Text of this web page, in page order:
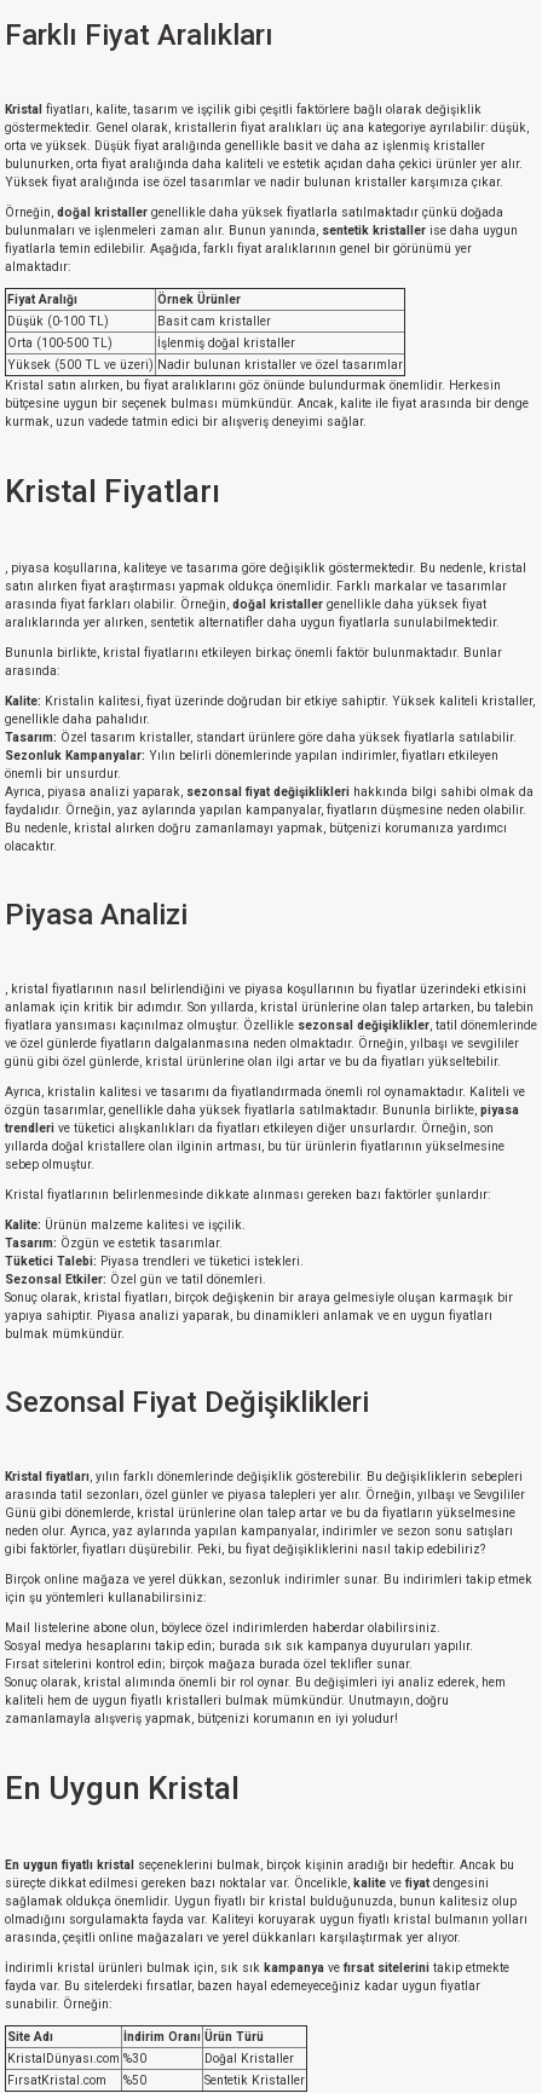
Farklı Fiyat Aralıkları
Kristal fiyatları, kalite, tasarım ve işçilik gibi çeşitli faktörlere bağlı olarak değişiklik
göstermektedir. Genel olarak, kristallerin fiyat aralıkları üç ana kategoriye ayrılabilir: düşük,
orta ve yüksek. Düşük fiyat aralığında genellikle basit ve daha az işlenmiş kristaller
bulunurken, orta fiyat aralığında daha kaliteli ve estetik açıdan daha çekici ürünler yer alır.
Yüksek fiyat aralığında ise özel tasarımlar ve nadir bulunan kristaller karşımıza çıkar.
Örneğin, doğal kristaller genellikle daha yüksek fiyatlarla satılmaktadır çünkü doğada
bulunmaları ve işlenmeleri zaman alır. Bunun yanında, sentetik kristaller ise daha uygun
fiyatlarla temin edilebilir. Aşağıda, farklı fiyat aralıklarının genel bir görünümü yer
almaktadır:
Fiyat Aralığı
Örnek Ürünler
Düşük (0-100 TL)
Basit cam kristaller
Orta (100-500 TL)
İşlenmiş doğal kristaller
Yüksek (500 TL ve üzeri) Nadir bulunan kristaller ve özel tasarımlar
Kristal satın alırken, bu fiyat aralıklarını göz önünde bulundurmak önemlidir. Herkesin
bütçesine uygun bir seçenek bulması mümkündür. Ancak, kalite ile fiyat arasında bir denge
kurmak, uzun vadede tatmin edici bir alışveriş deneyimi sağlar.
Kristal Fiyatları
, piyasa koşullarına, kaliteye ve tasarıma göre değişiklik göstermektedir. Bu nedenle, kristal
satın alırken fiyat araştırması yapmak oldukça önemlidir. Farklı markalar ve tasarımlar
arasında fiyat farkları olabilir. Örneğin, doğal kristaller genellikle daha yüksek fiyat
aralıklarında yer alırken, sentetik alternatifler daha uygun fiyatlarla sunulabilmektedir.
Bununla birlikte, kristal fiyatlarını etkileyen birkaç önemli faktör bulunmaktadır. Bunlar
arasında:
Kalite: Kristalin kalitesi, fiyat üzerinde doğrudan bir etkiye sahiptir. Yüksek kaliteli kristaller,
genellikle daha pahalıdır.
Tasarım: Özel tasarım kristaller, standart ürünlere göre daha yüksek fiyatlarla satılabilir.
Sezonluk Kampanyalar: Yılın belirli dönemlerinde yapılan indirimler, fiyatları etkileyen
önemli bir unsurdur.
Ayrıca, piyasa analizi yaparak, sezonsal fiyat değişiklikleri hakkında bilgi sahibi olmak da
faydalıdır. Örneğin, yaz aylarında yapılan kampanyalar, fiyatların düşmesine neden olabilir.
Bu nedenle, kristal alırken doğru zamanlamayı yapmak, bütçenizi korumanıza yardımcı
olacaktır.
Piyasa Analizi
, kristal fiyatlarının nasıl belirlendiğini ve piyasa koşullarının bu fiyatlar üzerindeki etkisini
anlamak için kritik bir adımdır. Son yıllarda, kristal ürünlerine olan talep artarken, bu talebin
fiyatlara yansıması kaçınılmaz olmuştur. Özellikle sezonsal değişiklikler, tatil dönemlerinde
ve özel günlerde fiyatların dalgalanmasına neden olmaktadır. Örneğin, yılbaşı ve sevgililer
günü gibi özel günlerde, kristal ürünlerine olan ilgi artar ve bu da fiyatları yükseltebilir.
Ayrıca, kristalin kalitesi ve tasarımı da fiyatlandırmada önemli rol oynamaktadır. Kaliteli ve
özgün tasarımlar, genellikle daha yüksek fiyatlarla satılmaktadır. Bununla birlikte, piyasa
trendleri ve tüketici alışkanlıkları da fiyatları etkileyen diğer unsurlardır. Örneğin, son
yıllarda doğal kristallere olan ilginin artması, bu tür ürünlerin fiyatlarının yükselmesine
sebep olmuştur.
Kristal fiyatlarının belirlenmesinde dikkate alınması gereken bazı faktörler şunlardır:
Kalite: Ürünün malzeme kalitesi ve işçilik.
Tasarım: Özgün ve estetik tasarımlar.
Tüketici Talebi: Piyasa trendleri ve tüketici istekleri.
Sezonsal Etkiler: Özel gün ve tatil dönemleri.
Sonuç olarak, kristal fiyatları, birçok değişkenin bir araya gelmesiyle oluşan karmaşık bir
yapıya sahiptir. Piyasa analizi yaparak, bu dinamikleri anlamak ve en uygun fiyatları
bulmak mümkündür.
Sezonsal Fiyat Değişiklikleri
Kristal fiyatları, yılın farklı dönemlerinde değişiklik gösterebilir. Bu değişikliklerin sebepleri
arasında tatil sezonları, özel günler ve piyasa talepleri yer alır. Örneğin, yılbaşı ve Sevgililer
Günü gibi dönemlerde, kristal ürünlerine olan talep artar ve bu da fiyatların yükselmesine
neden olur. Ayrıca, yaz aylarında yapılan kampanyalar, indirimler ve sezon sonu satışları
gibi faktörler, fiyatları düşürebilir. Peki, bu fiyat değişikliklerini nasıl takip edebiliriz?
Birçok online mağaza ve yerel dükkan, sezonluk indirimler sunar. Bu indirimleri takip etmek
için şu yöntemleri kullanabilirsiniz:
Mail listelerine abone olun, böylece özel indirimlerden haberdar olabilirsiniz.
Sosyal medya hesaplarını takip edin; burada sık sık kampanya duyuruları yapılır.
Fırsat sitelerini kontrol edin; birçok mağaza burada özel teklifler sunar.
Sonuç olarak, kristal alımında önemli bir rol oynar. Bu değişimleri iyi analiz ederek, hem
kaliteli hem de uygun fiyatlı kristalleri bulmak mümkündür. Unutmayın, doğru
zamanlamayla alışveriş yapmak, bütçenizi korumanın en iyi yoludur!
En Uygun Kristal
En uygun fiyatlı kristal
seçeneklerini bulmak, birçok kişinin aradığı bir hedeftir. Ancak bu
süreçte dikkat edilmesi gereken bazı noktalar var. Öncelikle, kalite ve fiyat dengesini
sağlamak oldukça önemlidir. Uygun fiyatlı bir kristal bulduğunuzda, bunun kalitesiz olup
olmadığını sorgulamakta fayda var. Kaliteyi koruyarak uygun fiyatlı kristal bulmanın yolları
arasında, çeşitli online mağazaları ve yerel dükkanları karşılaştırmak yer alıyor.
İndirimli kristal ürünleri bulmak için, sık sık kampanya ve fırsat sitelerini takip etmekte
fayda var. Bu sitelerdeki fırsatlar, bazen hayal edemeyeceğiniz kadar uygun fiyatlar
sunabilir. Örneğin:
Site Adı İndirim Oranı Ürün Türü
KristalDünyası.com %30
Doğal Kristaller
FırsatKristal.com
%50 Sentetik Kristaller